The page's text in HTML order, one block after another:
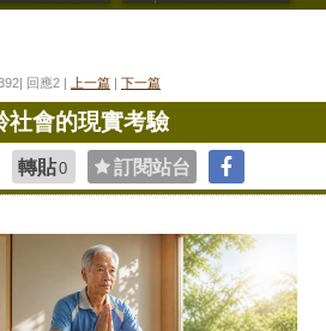
回應2 | 上一篇 | 下一篇
社會的現實考驗
轉貼0 訂閱站台